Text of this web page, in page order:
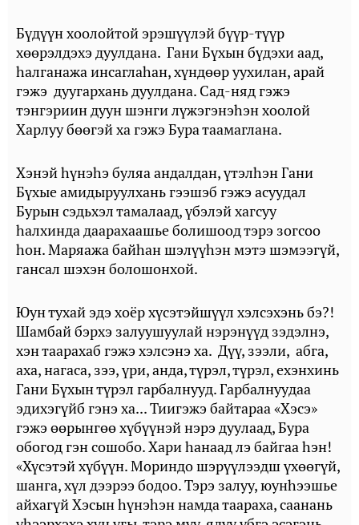
Бүдүүн хоолойтой эрэшүүлэй бүүр-түүр
хөөрэлдэхэ дуулдана. Гани Бүхын бүдэхи аад,
һалганажа инсаглаһан, хүндөөр уухилан, арай
гэжэ дуугархань дуулдана. Сад-няд гэжэ
тэнгэриин дуун шэнги лүжэгэнэһэн хоолой
Харлуу бөөгэй ха гэжэ Бура таамаглана.
Хэнэй һүнэһэ буляа андалдан, үтэлһэн Гани
Бүхые амидыруулхань гээшэб гэжэ асуудал
Бурын сэдьхэл тамалаад, үбэлэй хагсуу
һалхинда даарахаашье болишоод тэрэ зогсоо
һон. Маряажа байһан шэлүүһэн мэтэ шэмээгүй,
гансал шэхэн болошонхой.
Юун тухай эдэ хоёр хүсэтэйшүүл хэлсэхэнь бэ?!
Шамбай бэрхэ залуушуулай нэрэнүүд зэдэлнэ,
хэн таарахаб гэжэ хэлсэнэ ха. Дүү, зээли, абга,
аха, нагаса, зээ, үри, анда, түрэл, түрэл, ехэнхинь
Гани Бүхын түрэл гарбалнууд. Гарбалнуудаа
эдихэгүйб гэнэ ха... Тиигэжэ байтараа «Хэсэ»
гэжэ өөрынгөө хүбүүнэй нэрэ дуулаад, Бура
обогод гэн сошобо. Хари һанаад лэ байгаа һэн!
«Хүсэтэй хүбүүн. Мориндо шэрүүлээдш үхөөгүй,
шанга, хүл дээрээ бодоо. Тэрэ залуу, юунһээшье
айхагүй Хэсын һүнэһэн намда таараха, саанань